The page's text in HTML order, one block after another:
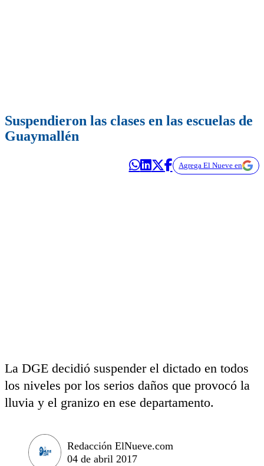
Suspendieron las clases en las escuelas de
Guaymallén
Agrega El Nueve en
La DGE decidió suspender el dictado en todos
los niveles por los serios daños que provocó la
lluvia y el granizo en ese departamento.
Redacción ElNueve.com
04 de abril 2017